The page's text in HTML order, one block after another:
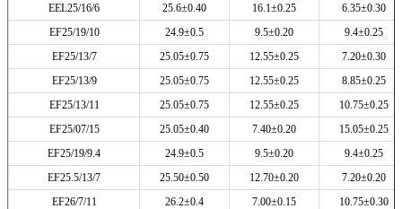
EEL25/16/6
25.6±0.40 16.1±0.25
6.35±0.30
EF25/19/10
24.9±0.5 9.5±0.20
9.4±0.25
EF25/13/7
25.05±0.75 12.55±0.25
7.20±0.30
EF25/13/9
25.05±0.75 12.55±0.25
8.85±0.25
EF25/13/11
25.05±0.75 12.55±0.25
10.75±0.25
EF25/07/15
25.05±0.40 7.40±0.20
15.05±0.25
EF25/19/9.4
24.9±0.5 9.5±0.20
9.4±0.25
EF25.5/13/7
25.50±0.50 12.70±0.20
7.20±0.20
EF26/7/11
26.2±0.4 7.00±0.15
10.75±0.30